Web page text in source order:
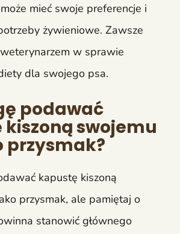
mieć swoje preferencje i
żywieniowe. Zawsze
w sprawie
dla swojego psa.
podawać
swojemu
przysmak?
kapustę kiszoną
przysmak, ale pamiętaj o
stanowić głównego